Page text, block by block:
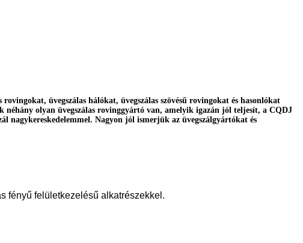
üvegszálas hálókat, üvegszálas szövésű rovingokat és hasonlókat
néhány olyan üvegszálas rovinggyártó van, amelyik igazán jól teljesít, a CQDJ
nagykereskedelemmel. Nagyon jól ismerjük az üvegszálgyártókat és
fényű felületkezelésű alkatrészekkel .